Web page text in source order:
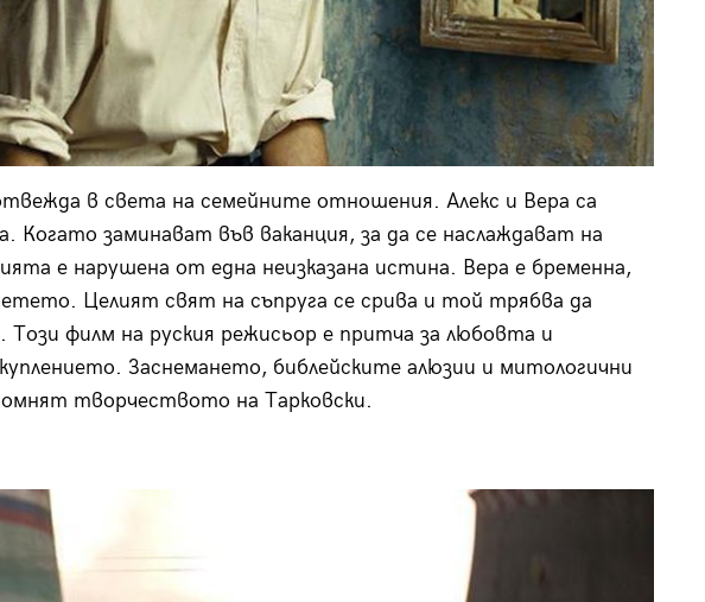
в света на семейните отношения. Алекс и Вера са
Когато заминават във ваканция, за да се наслаждават на
е нарушена от една неизказана истина. Вера е бременна,
Целият свят на съпруга се срива и той трябва да
Този филм на руския режисьор е притча за любовта и
Заснемането, библейските алюзии и митологични
творчеството на Тарковски.